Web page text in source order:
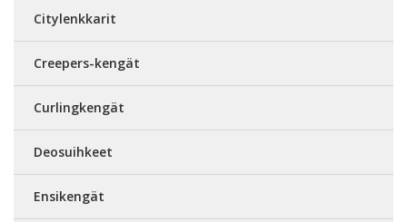
Citylenkkarit
Creepers-kengät
Curlingkengät
Deosuihkeet
Ensikengät